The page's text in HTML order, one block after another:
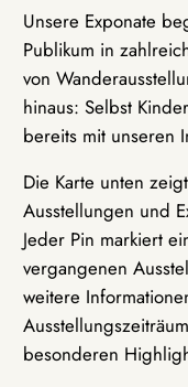
Unsere Exponate
Publikum in
von
hinaus: Selbst
bereits mit unseren
Die Karte unten
Ausstellungen und
Jeder Pin markiert
vergangenen
weitere
besonderen